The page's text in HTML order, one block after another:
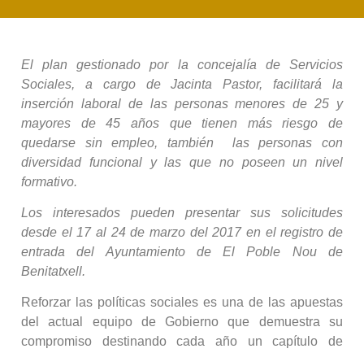
El plan gestionado por la concejalía de Servicios
Sociales, a cargo de Jacinta Pastor, facilitará la
inserción laboral de las personas menores de 25 y
mayores de 45 años que tienen más riesgo de
quedarse sin empleo, también las personas con
diversidad funcional y las que no poseen un nivel
formativo.
Los interesados pueden presentar sus solicitudes
desde el 17 al 24 de marzo del 2017 en el registro de
entrada del Ayuntamiento de El Poble Nou de
Benitatxell.
Reforzar las políticas sociales es una de las apuestas
del actual equipo de Gobierno que demuestra su
compromiso destinando cada año un capítulo de